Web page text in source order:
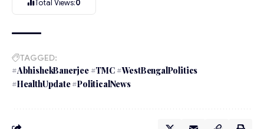
Total Views:0
TAGGED:
#AbhishekBanerjee #TMC #WestBengalPolitics
#HealthUpdate #PoliticalNews